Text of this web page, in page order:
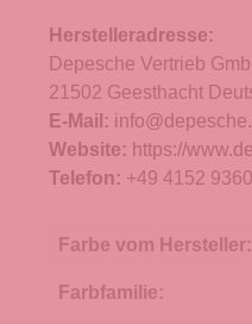
Herstelleradresse:
Depesche Vertrieb
21502 Geesthacht
E-Mail:
Website: https://
Telefon: +49 4152 9360
Farbe vom Hersteller:
Farbfamilie: